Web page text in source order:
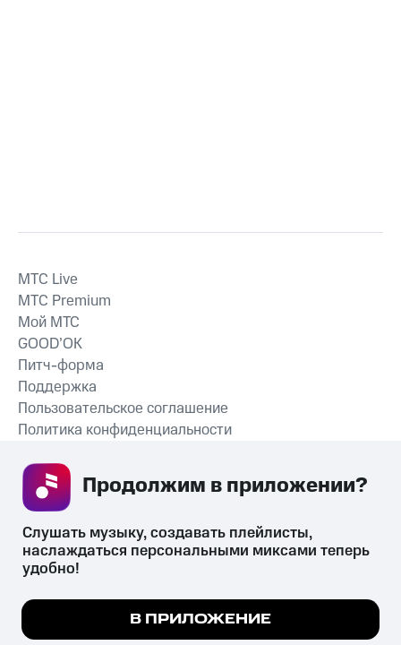
СКАЧАТЬ ПРИЛОЖЕНИЕ
MTС Live
MTС Premium
Мой МТС
GOOD’OK
Питч-форма
Поддержка
Пользовательское соглашение
Политика конфиденциальности
психотропных веществ, их аналогов причиняет вред здоровью,
их незаконный оборот запрещён и влечёт установленную
законодательством ответственность.
Мы используем куки, чтобы на сайте все
Подробнее
Слушать музыку, создавать плейлисты,
наслаждаться персональными миксами теперь
удобно!
В ПРИЛОЖЕНИЕ